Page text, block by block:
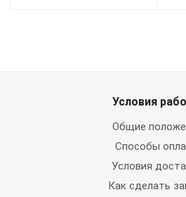
Условия
Общие
Способы
Условия
Как сделать